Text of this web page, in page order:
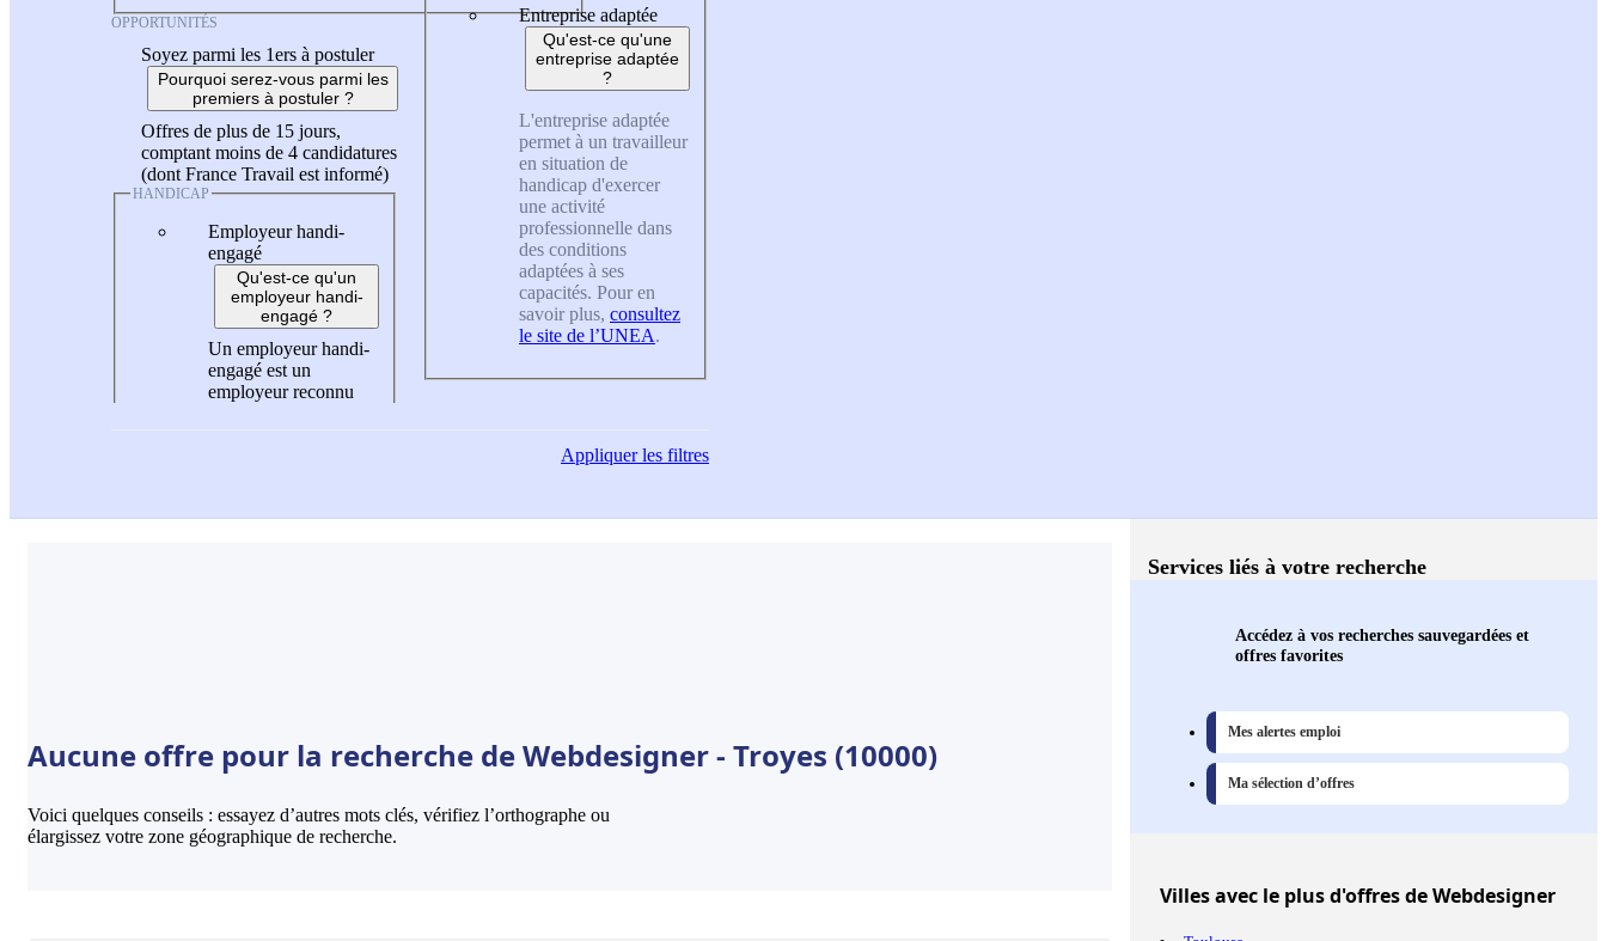
OPPORTUNITÉS
Soyez parmi les 1ers à postuler
Pourquoi serez-vous parmi les
premiers à postuler ?
Offres de plus de 15 jours,
comptant moins de 4 candidatures
(dont France Travail est informé)
HANDICAP
Employeur handi-
engagé
Qu'est-ce qu'un
employeur handi-
engagé ?
Un employeur handi-
engagé est un
employeur reconnu
Entreprise adaptée
Qu'est-ce qu'une
entreprise adaptée
?
L'entreprise adaptée
permet à un travailleur
en situation de
handicap d'exercer
une activité
professionnelle dans
des conditions
adaptées à ses
capacités. Pour en
savoir plus, consultez
le site de l’UNEA.
Appliquerles filtres
Aucune offre pour la recherche de Webdesigner - Troyes (10000)
Voici quelques conseils : essayez d’autres mots clés, vérifiez l’orthographe ou
élargissez votre zone géographique de recherche.
Services liés à votre recherche
Accédez à vos recherches sauvegardées et
offres favorites
Mes alertes emploi
Ma sélection d’offres
Villesavec le plus d'offres de Webdesigner